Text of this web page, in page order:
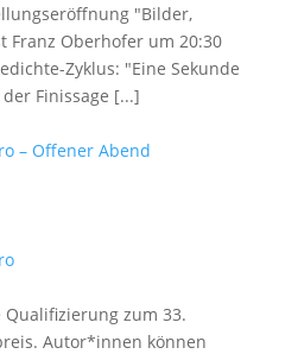
"Bilder,
Franz Oberhofer um 20:30
Zyklus: "Eine Sekunde
Finissage [...]
– Offener Abend
Qualifizierung zum 33.
Autor*innen können